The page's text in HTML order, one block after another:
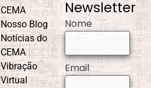
Celebrações e
Comemorações
CEMA
Nosso Blog
Notícias do
CEMA
Vibração
Virtual
Newsletter
Nome
Email